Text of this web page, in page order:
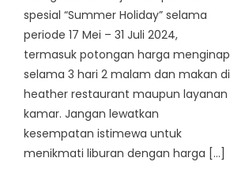
spesial “Summer Holiday” selama
periode 17 Mei – 31 Juli 2024,
termasuk potongan harga menginap
selama 3 hari 2 malam dan makan di
heather restaurant maupun layanan
kamar. Jangan lewatkan
kesempatan istimewa untuk
menikmati liburan dengan harga […]